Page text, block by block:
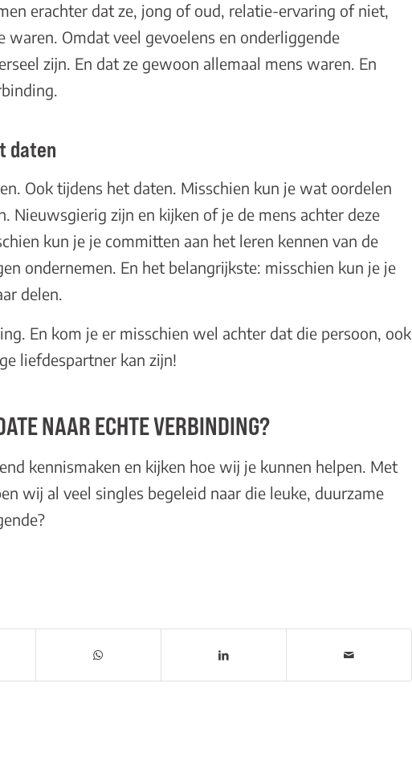
erachter dat ze, jong of oud, relatie-ervaring of niet,
waren. Omdat veel gevoelens en onderliggende
zijn. En dat ze gewoon allemaal mens waren. En
daten
Ook tijdens het daten. Misschien kun je wat oordelen
Nieuwsgierig zijn en kijken of je de mens achter deze
kun je je committen aan het leren kennen van de
ondernemen. En het belangrijkste: misschien kun je je
delen.
En kom je er misschien wel achter dat die persoon, ook
liefdespartner kan zijn!
NAAR ECHTE VERBINDING?
kennismaken en kijken hoe wij je kunnen helpen. Met
wij al veel singles begeleid naar die leuke, duurzame